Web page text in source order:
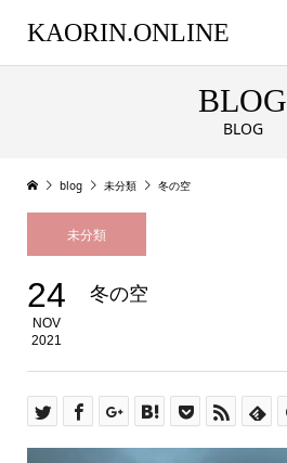
KAORIN.ONLINE
BLOG
BLOG
blog 未分類 冬の空
未分類
24
NOV
2021
冬の空